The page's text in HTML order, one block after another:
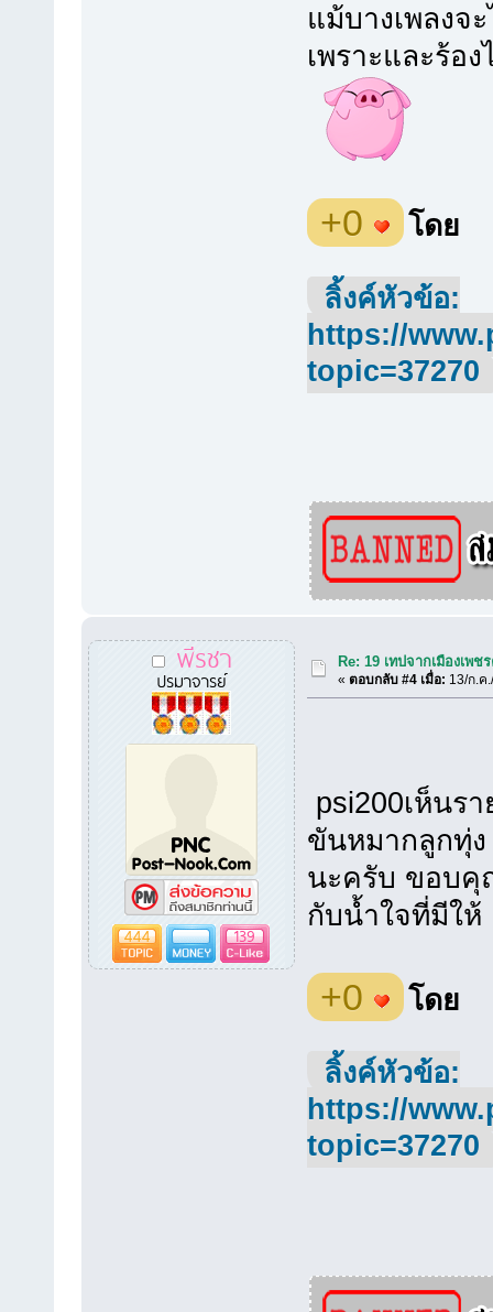
แม้บางเพลงจ
เพราะและร้อ
+0 โดย
ลิ้งค์หัวข้อ:
https://
topic=37270
พีรชา
ปรมาจารย์
444 139
Re: 19 เทปจากเมืองเพ
«ตอบกลับ #4 เมื่อ: 13/ก.ค
psi200เห็นร
ขันหมากลูกทุ่
นะครับ ขอบคุ
กับน้ำใจที่มีใ
+0 โดย
ลิ้งค์หัวข้อ:
https://
topic=37270